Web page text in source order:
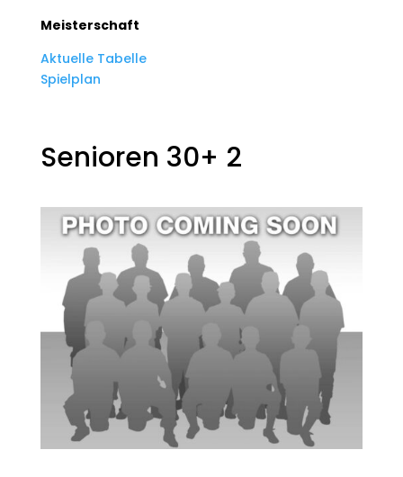
Meisterschaft
Aktuelle Tabelle
Spielplan
Senioren 30+ 2